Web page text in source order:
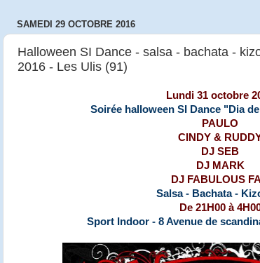
SAMEDI 29 OCTOBRE 2016
Halloween SI Dance - salsa - bachata -
2016 - Les Ulis (91)
Lundi 31 octobre
Soirée halloween SI Dance "Dia
PAULO
CINDY &
DJ SEB
DJ MARK
DJ FABULOUS
Salsa - Bachata -
De 21H00 à
Sport Indoor - 8 Avenue de